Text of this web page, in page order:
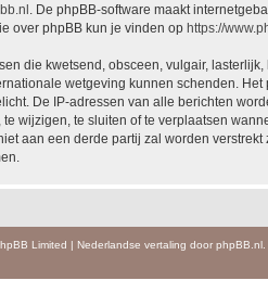
. De phpBB-software maakt
over phpBB kun je vinden op https://
die kwetsend, obsceen, vulgair,
wetgeving kunnen schenden.
De IP-adressen van alle berichten
wijzigen, te sluiten of te verplaatsen
aan een derde partij zal worden
Limited | Nederlandse vertaling door phpBB.nl